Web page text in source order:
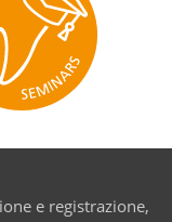
e registrazione,